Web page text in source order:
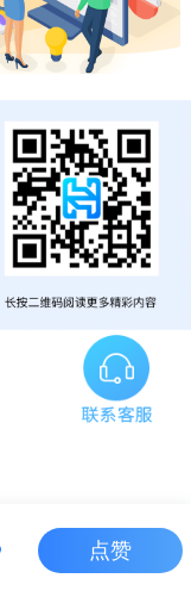
点赞